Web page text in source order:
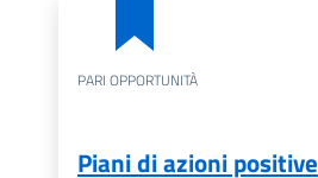
PARI OPPORTUNITÀ
Piani di azioni positive